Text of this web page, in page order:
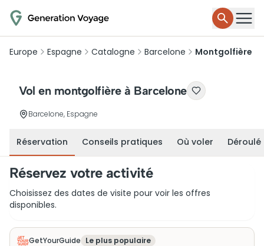
Europe Espagne Catalogne Barcelone Montgolfière
Vol en montgolfière à Barcelone
Barcelone, Espagne
Réservation Conseils pratiques Où voler Déroulé
Réservez votre activité
Choisissez des dates de visite pour voir les offres
disponibles.
GetYourGuide Le plus populaire